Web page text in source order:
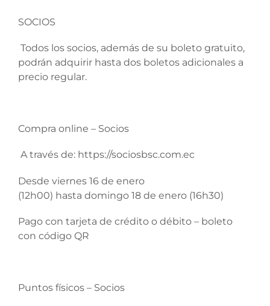
SOCIOS
Todos los socios, además de su boleto gratuito,
podrán adquirir hasta dos boletos adicionales a
precio regular.
Compra online – Socios
A través de: https://sociosbsc.com.ec
Desde viernes 16 de enero
(12h00) hasta domingo 18 de enero (16h30)
Pago con tarjeta de crédito o débito – boleto
con código QR
Puntos físicos – Socios